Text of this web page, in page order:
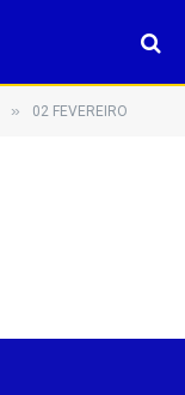
» 02 FEVEREIRO